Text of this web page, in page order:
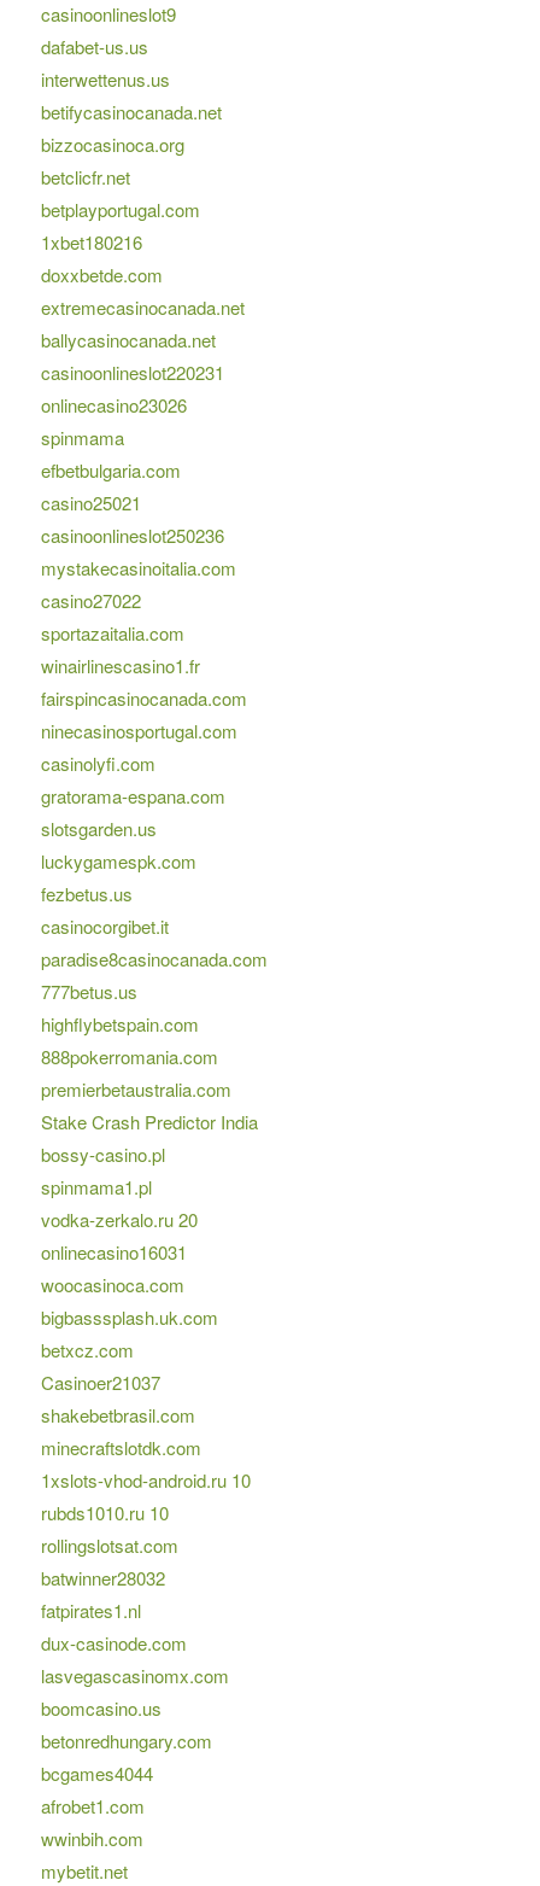
casinoonlineslot9
dafabet-us.us
interwettenus.us
betifycasinocanada.net
bizzocasinoca.org
betclicfr.net
betplayportugal.com
1xbet180216
doxxbetde.com
extremecasinocanada.net
ballycasinocanada.net
casinoonlineslot220231
onlinecasino23026
spinmama
efbetbulgaria.com
casino25021
casinoonlineslot250236
mystakecasinoitalia.com
casino27022
sportazaitalia.com
winairlinescasino1.fr
fairspincasinocanada.com
ninecasinosportugal.com
casinolyfi.com
gratorama-espana.com
slotsgarden.us
luckygamespk.com
fezbetus.us
casinocorgibet.it
paradise8casinocanada.com
777betus.us
highflybetspain.com
888pokerromania.com
premierbetaustralia.com
Stake Crash Predictor India
bossy-casino.pl
spinmama1.pl
vodka-zerkalo.ru 20
onlinecasino16031
woocasinoca.com
bigbasssplash.uk.com
betxcz.com
Casinoer21037
shakebetbrasil.com
minecraftslotdk.com
1xslots-vhod-android.ru 10
rubds1010.ru 10
rollingslotsat.com
batwinner28032
fatpirates1.nl
dux-casinode.com
lasvegascasinomx.com
boomcasino.us
betonredhungary.com
bcgames4044
afrobet1.com
wwinbih.com
mybetit.net